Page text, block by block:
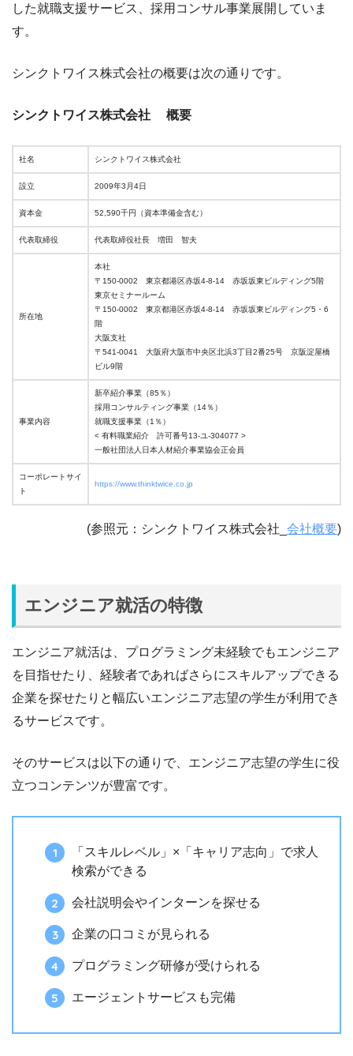
した就職支援サービス、採用コンサル事業展開していま
す。
シンクトワイス株式会社の概要は次の通りです。
シンクトワイス株式会社 概要
社名 シンクトワイス株式会社
設立 2009年3月4日
資本金 52,590千円（資本準備金含む）
代表取締役 代表取締役社長 増田 智夫
所在地
本社
〒150-0002 東京都港区赤坂4-8-14 赤坂坂東ビルディング5階
東京セミナールーム
〒150-0002 東京都港区赤坂4-8-14 赤坂坂東ビルディング5・6
階
大阪支社
〒541-0041 大阪府大阪市中央区北浜3丁目2番25号 京阪淀屋橋
ビル9階
事業内容
新卒紹介事業（85％）
採用コンサルティング事業（14％）
就職支援事業（1％）
< 有料職業紹介 許可番号13-ユ-304077 >
一般社団法人日本人材紹介事業協会正会員
コーポレートサイ
ト
https://www.thinktwice.co.jp
(参照元：シンクトワイス株式会社_ 会社概要)
エンジニア就活の特徴
エンジニア就活は、プログラミング未経験でもエンジニア
を目指せたり、経験者であればさらにスキルアップできる
企業を探せたりと幅広いエンジニア志望の学生が利用でき
るサービスです。
そのサービスは以下の通りで、エンジニア志望の学生に役
立つコンテンツが豊富です。
「スキルレベル」×「キャリア志向」で求人
検索ができる
会社説明会やインターンを探せる
企業の口コミが見られる
プログラミング研修が受けられる
エージェントサービスも完備